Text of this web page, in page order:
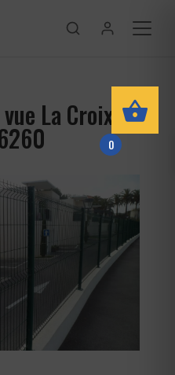
La Croix-
0